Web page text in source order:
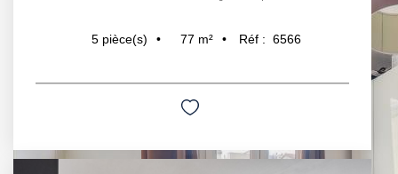
5 pièce(s) 77 m² Réf : 6566